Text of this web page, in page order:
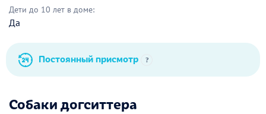
Дети до 10 лет в доме:
Да
Постоянный присмотр ?
Собаки догситтера